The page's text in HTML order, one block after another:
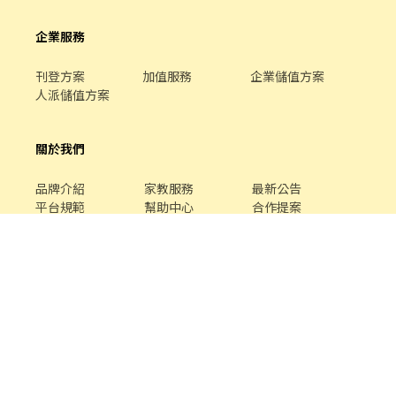
企業服務
刊登方案 加值服務
企業儲值方案
人派儲值方案
關於我們
品牌介紹 家教服務
最新公告
平台規範
幫助中心 合作提案